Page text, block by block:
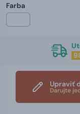
Farba
Upraviť
Darujte